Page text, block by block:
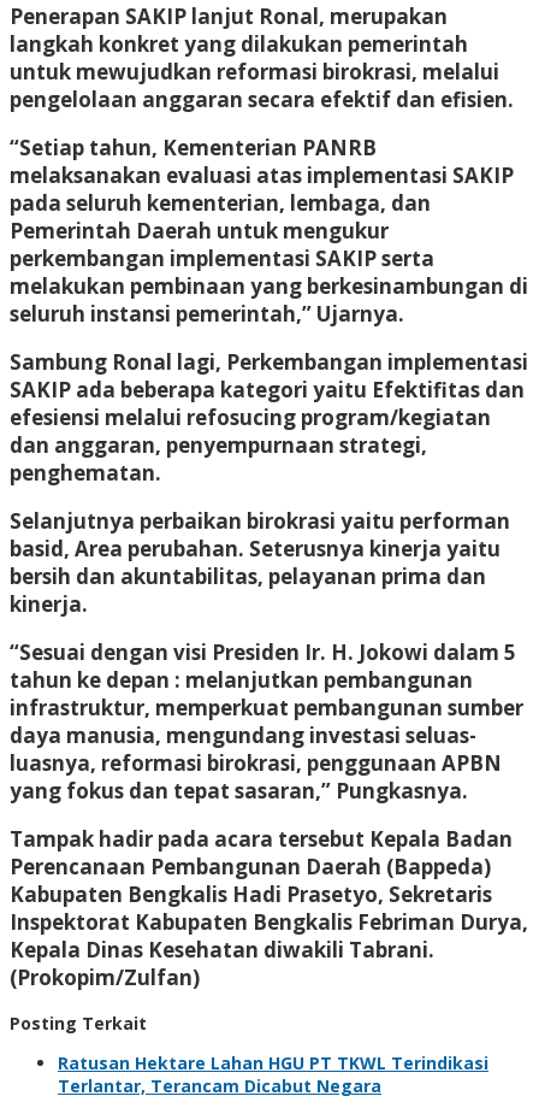
Penerapan SAKIP lanjut Ronal, merupakan
langkah konkret yang dilakukan pemerintah
untuk mewujudkan reformasi birokrasi, melalui
pengelolaan anggaran secara efektif dan efisien.
“Setiap tahun, Kementerian PANRB
melaksanakan evaluasi atas implementasi SAKIP
pada seluruh kementerian, lembaga, dan
Pemerintah Daerah untuk mengukur
perkembangan implementasi SAKIP serta
melakukan pembinaan yang berkesinambungan di
seluruh instansi pemerintah,” Ujarnya.
Sambung Ronal lagi, Perkembangan implementasi
SAKIP ada beberapa kategori yaitu Efektifitas dan
efesiensi melalui refosucing program/kegiatan
dan anggaran, penyempurnaan strategi,
penghematan.
Selanjutnya perbaikan birokrasi yaitu performan
basid, Area perubahan. Seterusnya kinerja yaitu
bersih dan akuntabilitas, pelayanan prima dan
kinerja.
“Sesuai dengan visi Presiden Ir. H. Jokowi dalam 5
tahun ke depan : melanjutkan pembangunan
infrastruktur, memperkuat pembangunan sumber
daya manusia, mengundang investasi seluas-
luasnya, reformasi birokrasi, penggunaan APBN
yang fokus dan tepat sasaran,” Pungkasnya.
Tampak hadir pada acara tersebut Kepala Badan
Perencanaan Pembangunan Daerah (Bappeda)
Kabupaten Bengkalis Hadi Prasetyo, Sekretaris
Inspektorat Kabupaten Bengkalis Febriman Durya,
Kepala Dinas Kesehatan diwakili Tabrani.
(Prokopim/Zulfan)
Posting Terkait
Ratusan Hektare Lahan HGU PT TKWL Terindikasi
Terlantar, Terancam Dicabut Negara